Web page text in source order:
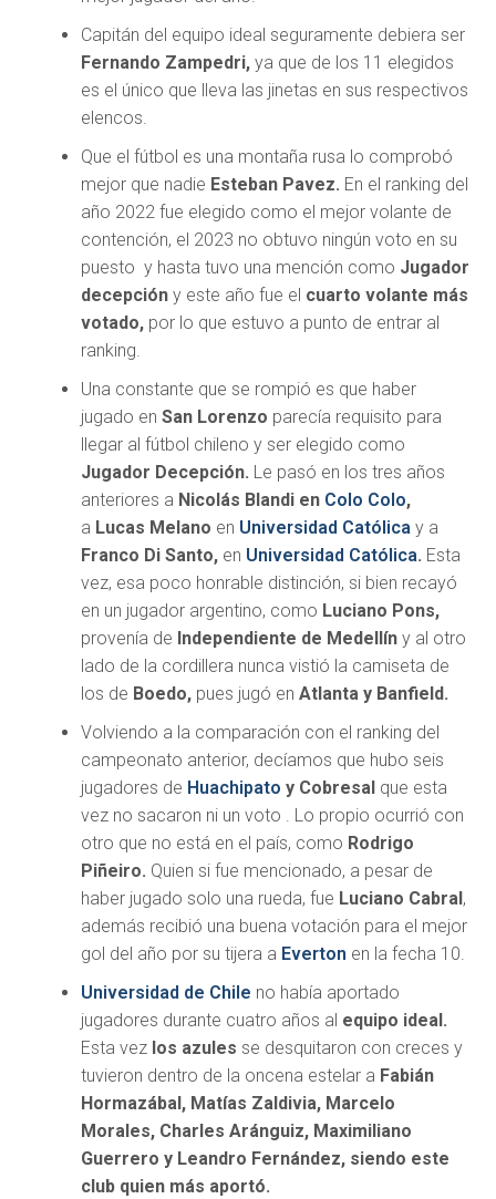
Capitán del equipo ideal seguramente debiera ser
Fernando Zampedri,ya que de los 11 elegidos
es el único que lleva las jinetas en sus respectivos
elencos.
Que el fútbol es una montaña rusa lo comprobó
mejor que nadie Esteban Pavez. En el ranking del
año 2022 fue elegido como el mejor volante de
contención, el 2023 no obtuvo ningún voto en su
puesto y hasta tuvo una mención como Jugador
decepción y este año fue el cuarto volante más
votado, por lo que estuvo a punto de entrar al
ranking.
Una constante que se rompió es que haber
jugado en San Lorenzo parecía requisito para
llegar al fútbol chileno y ser elegido como
Jugador Decepción. Le pasó en los tres años
anteriores a Nicolás Blandi en Colo Colo,
a Lucas Melano en Universidad Católica y a
Franco Di Santo, en Universidad Católica. Esta
vez, esa poco honrable distinción, si bien recayó
en un jugador argentino, como Luciano Pons,
provenía de Independiente de Medellín y al otro
lado de la cordillera nunca vistió la camiseta de
los de Boedo, pues jugó en Atlanta y Banfield.
Volviendo a la comparación con el ranking del
campeonato anterior, decíamos que hubo seis
jugadores de Huachipato y Cobresalque esta
vez no sacaron ni un voto . Lo propio ocurrió con
otro que no está en el país, como Rodrigo
Piñeiro. Quien si fue mencionado, a pesar de
haber jugado solo una rueda, fue Luciano Cabral,
además recibió una buena votación para el mejor
gol del año por su tijera a Everton en la fecha 10.
Universidad de Chile no había aportado
jugadores durante cuatro años al equipo ideal.
Esta vezlos azules se desquitaron con creces y
tuvieron dentro de la oncena estelar a Fabián
Hormazábal, Matías Zaldivia, Marcelo
Morales, Charles Aránguiz, Maximiliano
Guerrero y Leandro Fernández, siendo este
club quien más aportó.